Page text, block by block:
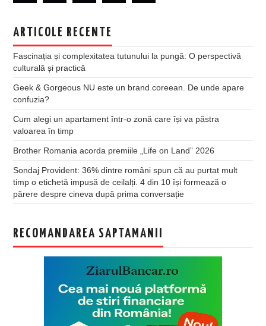
ARTICOLE RECENTE
Fascinația și complexitatea tutunului la pungă: O perspectivă
culturală și practică
Geek & Gorgeous NU este un brand coreean. De unde apare
confuzia?
Cum alegi un apartament într-o zonă care își va păstra
valoarea în timp
Brother Romania acorda premiile „Life on Land” 2026
Sondaj Provident: 36% dintre români spun că au purtat mult
timp o etichetă impusă de ceilalți. 4 din 10 își formează o
părere despre cineva după prima conversație
RECOMANDAREA SAPTAMANII